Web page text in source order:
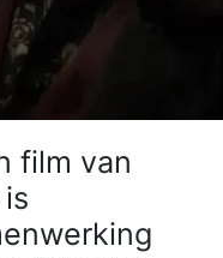
film van